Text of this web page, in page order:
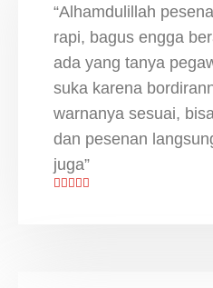
“Alhamdulillah
rapi, bagus engga
ada yang tanya
suka karena
warnanya sesuai,
dan pesenan
juga”